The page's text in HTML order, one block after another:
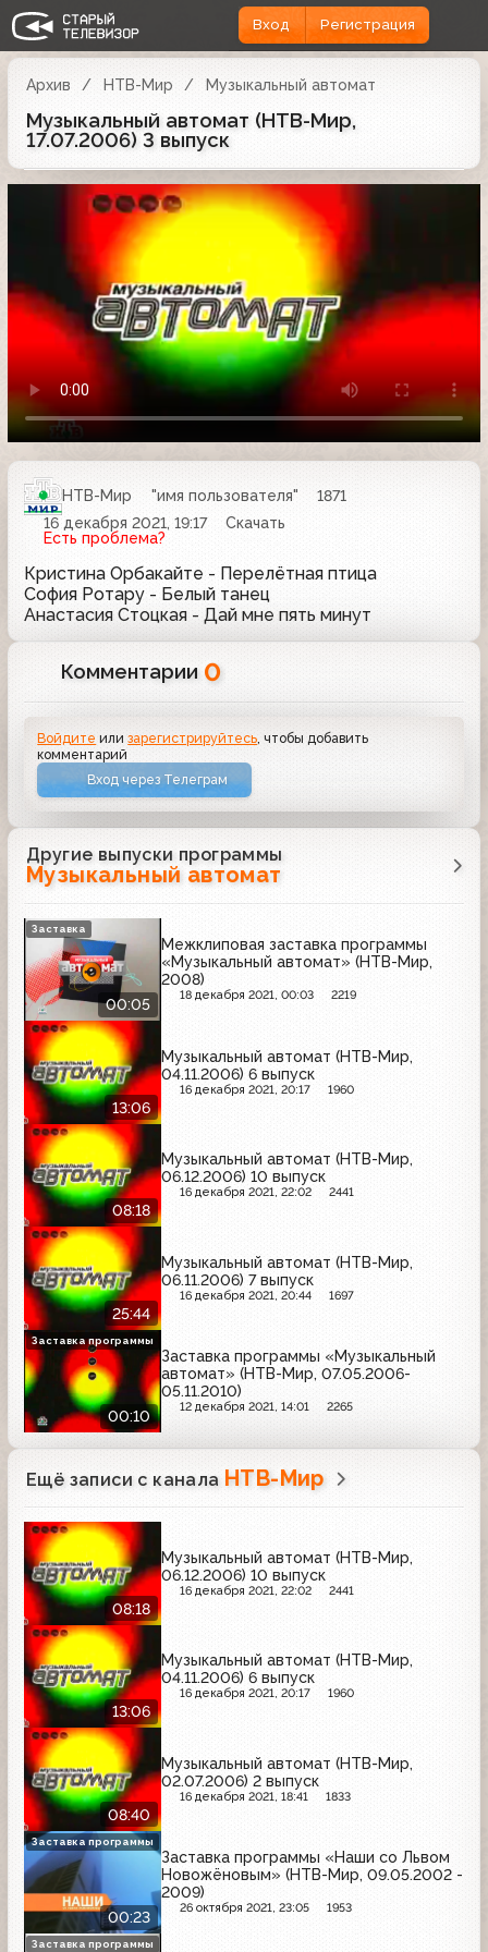
Вход Регистрация
Архив НТВ-Мир Музыкальный автомат
Музыкальный автомат (НТВ-Мир,
17.07.2006) 3 выпуск
НТВ-Мир "имя пользователя"
1871
16 декабря 2021, 19:17
Скачать
Есть проблема?
Кристина Орбакайте - Перелётная птица
София Ротару - Белый танец
Анастасия Стоцкая - Дай мне пять минут
Комментарии 0
Войдите илизарегистрируйтесь, чтобы добавить
комментарий
Вход через Телеграм
Другие выпуски программы
Музыкальный автомат
00:05
Межклиповая заставка программы
«Музыкальный автомат» (НТВ-Мир,
2008)
18 декабря 2021, 00:03 2219
Заставка
13:06
Музыкальный автомат (НТВ-Мир,
04.11.2006) 6 выпуск
16 декабря 2021, 20:17 1960
08:18
Музыкальный автомат (НТВ-Мир,
06.12.2006) 10 выпуск
16 декабря 2021, 22:02 2441
25:44
Музыкальный автомат (НТВ-Мир,
06.11.2006) 7 выпуск
16 декабря 2021, 20:44 1697
00:10
Заставка программы «Музыкальный
автомат» (НТВ-Мир, 07.05.2006-
05.11.2010)
12 декабря 2021, 14:01 2265
Заставка программы
Ещё записи с канала НТВ-Мир
08:18
Музыкальный автомат (НТВ-Мир,
06.12.2006) 10 выпуск
16 декабря 2021, 22:02 2441
13:06
Музыкальный автомат (НТВ-Мир,
04.11.2006) 6 выпуск
16 декабря 2021, 20:17 1960
08:40
Музыкальный автомат (НТВ-Мир,
02.07.2006) 2 выпуск
16 декабря 2021, 18:41 1833
00:23
Заставка программы «Наши со Львом
Новожёновым» (НТВ-Мир, 09.05.2002 -
2009)
26 октября 2021, 23:05 1953
Заставка программы
Заставка программы